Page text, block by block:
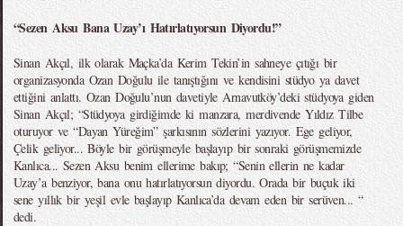
“Sezen Aksu Bana Uzay’ı Hatırlatıyorsun Diyordu!”
Sinan Akçıl, ilk olarak Maçka’da Kerim Tekin’in sahneye çıtığı bir
organizasyonda Ozan Doğulu ile tanıştığını ve kendisini stüdyo ya davet
ettiğini anlattı. Ozan Doğulu’nun davetiyle Arnavutköy’deki stüdyoya giden
Sinan Akçıl; “Stüdyoya girdiğimde ki manzara, merdivende Yıldız Tilbe
oturuyor ve “Dayan Yüreğim” şarkısının sözlerini yazıyor. Ege geliyor,
Çelik geliyor... Böyle bir görüşmeyle başlayıp bir sonraki görüşmemizde
Kanlıca... Sezen Aksu benim ellerime bakıp; “Senin ellerin ne kadar
Uzay’a benziyor, bana onu hatırlatıyorsun diyordu. Orada bir buçuk iki
sene yıllık bir yeşil evle başlayıp Kanlıca’da devam eden bir serüven... “
dedi.